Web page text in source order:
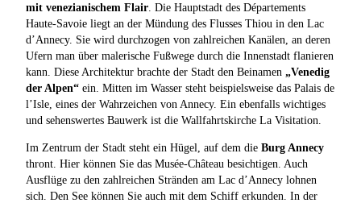
mit venezianischem Flair . Die Hauptstadt des Départements
Haute-Savoie liegt an der Mündung des Flusses Thiou in den Lac
d’Annecy. Sie wird durchzogen von zahlreichen Kanälen, an deren
Ufern man über malerische Fußwege durch die Innenstadt flanieren
kann. Diese Architektur brachte der Stadt den Beinamen „Venedig
der Alpen“ ein. Mitten im Wasser steht beispielsweise das Palais de
l’Isle, eines der Wahrzeichen von Annecy. Ein ebenfalls wichtiges
und sehenswertes Bauwerk ist die Wallfahrtskirche La Visitation.
Im Zentrum der Stadt steht ein Hügel, auf dem die Burg Annecy
thront. Hier können Sie das Musée-Château besichtigen. Auch
Ausflüge zu den zahlreichen Stränden am Lac d’Annecy lohnen
sich. Den See können Sie auch mit dem Schiff erkunden. In der